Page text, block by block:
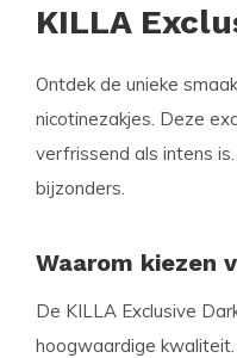
KILLA
Ontdek de unieke
nicotinezakjes. Deze
verfrissend als intens
bijzonders.
Waarom kiezen
De KILLA Exclusive
hoogwaardige